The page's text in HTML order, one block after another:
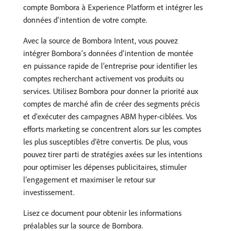
compte Bombora à Experience Platform et intégrer les
données d’intention de votre compte.
Avec la source de Bombora Intent, vous pouvez
intégrer Bombora’s données d’intention de montée
en puissance rapide de l’entreprise pour identifier les
comptes recherchant activement vos produits ou
services. Utilisez Bombora pour donner la priorité aux
comptes de marché afin de créer des segments précis
et d’exécuter des campagnes ABM hyper-ciblées. Vos
efforts marketing se concentrent alors sur les comptes
les plus susceptibles d’être convertis. De plus, vous
pouvez tirer parti de stratégies axées sur les intentions
pour optimiser les dépenses publicitaires, stimuler
l’engagement et maximiser le retour sur
investissement.
Lisez ce document pour obtenir les informations
préalables sur la source de Bombora.